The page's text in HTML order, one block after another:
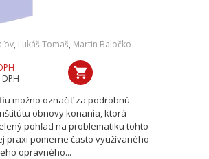
, Lukáš Tomaš, Martin Baločko
možno označiť za podrobnú
obnovy konania, ktorá
pohľad na problematiku tohto
praxi pomerne často využívaného
opravného...